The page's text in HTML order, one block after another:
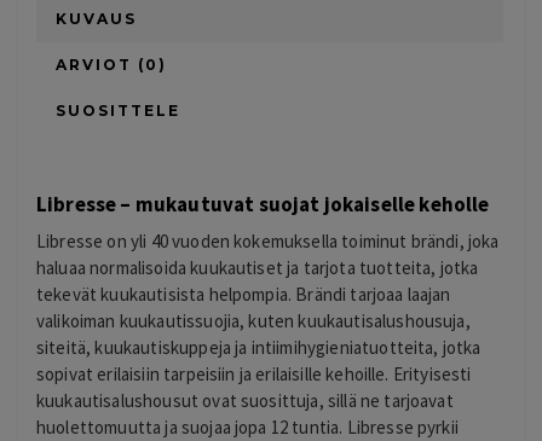
KUVAUS
ARVIOT (0)
SUOSITTELE
Libresse – mukautuvat suojat jokaiselle keholle
Libresse on yli 40 vuoden kokemuksella toiminut brändi, joka
haluaa normalisoida kuukautiset ja tarjota tuotteita, jotka
tekevät kuukautisista helpompia. Brändi tarjoaa laajan
valikoiman kuukautissuojia, kuten kuukautisalushousuja,
siteitä, kuukautiskuppeja ja intiimihygieniatuotteita, jotka
sopivat erilaisiin tarpeisiin ja erilaisille kehoille. Erityisesti
kuukautisalushousut ovat suosittuja, sillä ne tarjoavat
huolettomuutta ja suojaa jopa 12 tuntia. Libresse pyrkii